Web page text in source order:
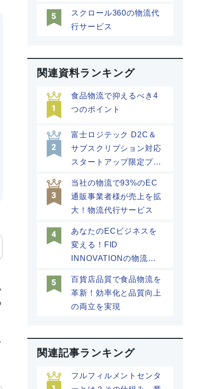
スクロール360の物流代
行サービス
関連資料ランキング
食品物流で抑えるべき4
つのポイント
富士ロジテック D2C＆
サブスクリプション対応
スタートアップ限定プラ
当社の物流で93%のEC
通販事業者様が売上を拡
大！物流代行サービス
あなたのECビジネスを
変える！FID
INNOVATIONの物流ソ
百貨店品質で食品物流を
革新！効率化と品質向上
の両立を実現
関連記事ランキング
フルフィルメントセンタ